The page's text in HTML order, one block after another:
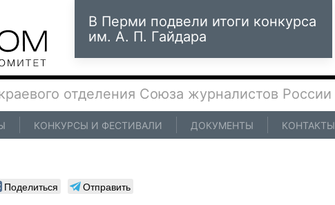
В Перми подвели итоги конкурса
им. А. П. Гайдара
отделения Союза журналистов России
КОНКУРСЫ И ФЕСТИВАЛИ ДОКУМЕНТЫ КОНТАКТЫ
Поделиться Отправить